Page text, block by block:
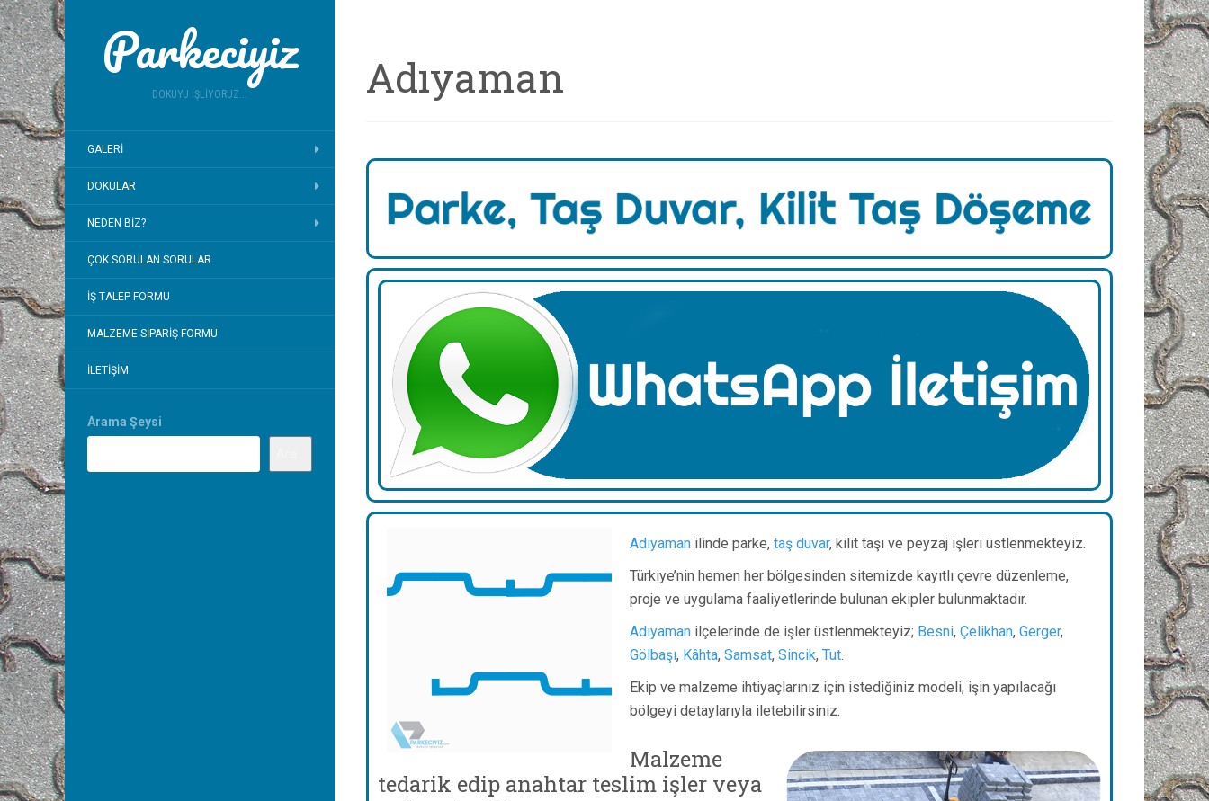
Parkeciyiz
DOKUYU İŞLIYORUZ...
GALERI
DOKULAR
NEDEN BIZ?
ÇOK SORULAN SORULAR
İŞ TALEP FORMU
MALZEME SIPARIŞ FORMU
İLETIŞIM
Arama Şeysi
Adıyaman
Adıyaman ilinde parke, taş duvar, kilit taşı ve peyzaj işleri üstlenmekteyiz.
Türkiye’nin hemen her bölgesinden sitemizde kayıtlı çevre düzenleme,
proje ve uygulama faaliyetlerinde bulunan ekipler bulunmaktadır.
Adıyaman ilçelerinde de işler üstlenmekteyiz; Besni, Çelikhan, Gerger,
Gölbaşı, Kâhta, Samsat, Sincik, Tut.
Ekip ve malzeme ihtiyaçlarınız için istediğiniz modeli, işin yapılacağı
bölgeyi detaylarıyla iletebilirsiniz.
Malzeme
tedarik edip anahtar teslim işler veya